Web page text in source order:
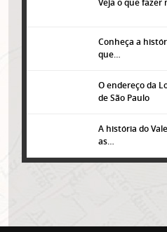
Veja o que fazer
Conheça a
que…
O endereço da
de São Paulo
A história do
as…